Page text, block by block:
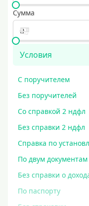
Сумма
Условия
С поручителем
Без поручителей
Со справкой 2 ндфл
Без справки 2 ндфл
Справка по
По двум документам
Без справки о
По паспорту